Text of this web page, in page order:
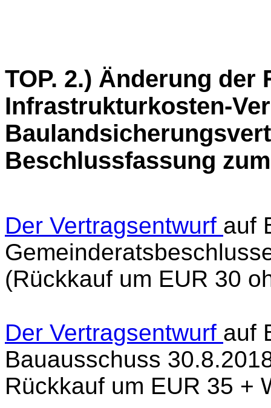
TOP. 2.) Änderung
Infrastrukturkosten-
Beschlussfassung
Der Vertragsentwurf auf
(Rückkauf um EUR 30
Der Vertragsentwurf auf
Bauausschuss
Rückkauf um EUR 35 +